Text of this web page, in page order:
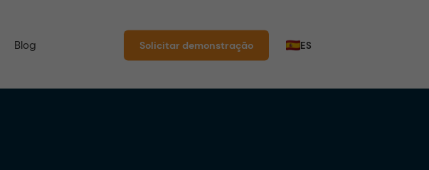
Blog Solicitar demonstração ES